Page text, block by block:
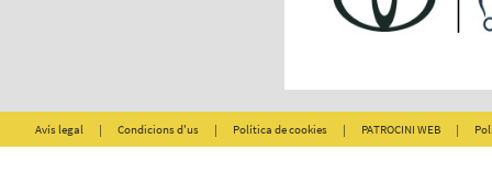
Avís legal | Condicions d'us | Política de cookies | PATROCINI WEB |